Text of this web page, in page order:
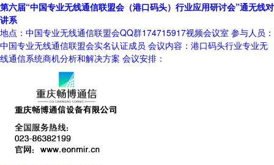
第六届“中国专业无线通信联盟会（港口码头）行业应用研讨会”通无线对
讲系
地点：中国专业无线通信联盟会QQ群174715917视频会议室 参与人员：
中国专业无线通信联盟会实名认证成员 会议内容：港口码头行业专业无
线通信系统商机分析和解决方案 会议安排：